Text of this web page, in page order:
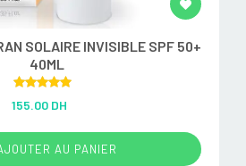
SOLAIRE INVISIBLE SPF 50+
40ML
out of 5
155.00 DH
AU PANIER